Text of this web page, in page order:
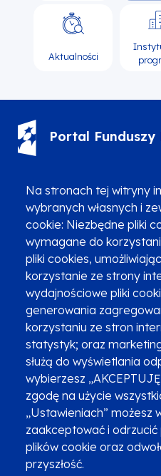
Na stronach tej witryny
wybranych własnych i
cookie: Niezbędne pliki
wymagane do
pliki cookies,
korzystanie ze strony
wydajnościowe pliki
generowania
korzystaniu ze stron
statystyk; oraz
służą do wyświetlania
wybierzesz
zgodę na użycie
„Ustawieniach” możesz
zaakceptować i
plików cookie oraz
przyszłość.
Aktualności
Portal Funduszy
Zgłoszenia podejrzenia
Newsletter
Najczęściej zadawane
Zobacz inne programy
Poznaj
Deklaracja dostępności
Polityka
Przetwarzanie danych osobowych